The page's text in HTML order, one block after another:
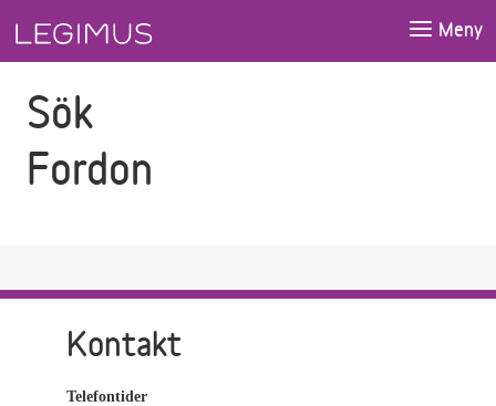
Meny
Sök
Fordon
Kontakt
Telefontider